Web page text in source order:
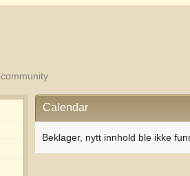
Calendar
Beklager, nytt innhold ble ikke